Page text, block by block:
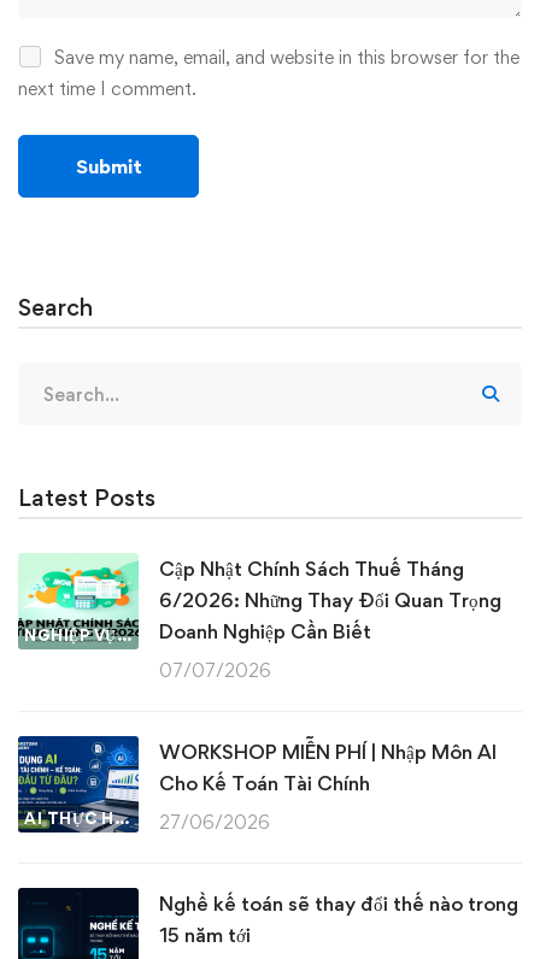
Save my name, email, and website in this browser for the
next time I comment.
Search
for:
Latest Posts
NGHIỆP VỤ KẾ TOÁN & THUẾ
Cập Nhật Chính Sách Thuế Tháng
6/2026: Những Thay Đổi Quan Trọng
Doanh Nghiệp Cần Biết
07/07/2026
AI THỰC HÀNH
WORKSHOP MIỄN PHÍ | Nhập Môn AI
Cho Kế Toán Tài Chính
27/06/2026
Nghề kế toán sẽ thay đổi thế nào trong
15 năm tới